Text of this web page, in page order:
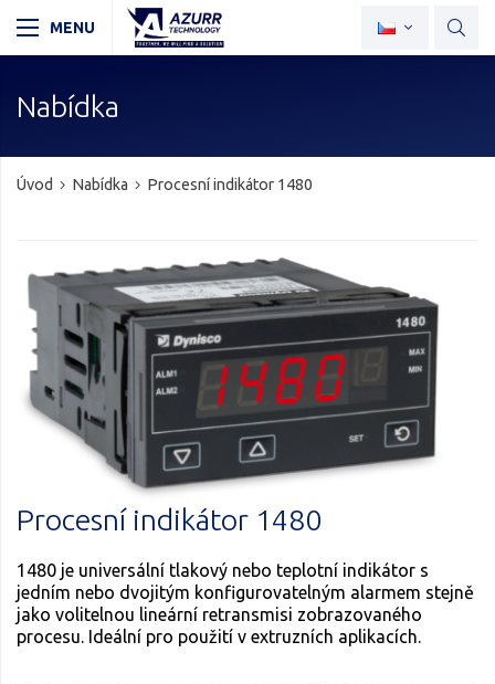
Nabídka
Úvod Nabídka Procesní indikátor 1480
Procesní indikátor 1480
1480 je universální tlakový nebo teplotní indikátor s
jedním nebo dvojitým konfigurovatelným alarmem stejně
jako volitelnou lineární retransmisi zobrazovaného
procesu. Ideální pro použití v extruzních aplikacích.